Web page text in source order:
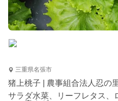
三重県名張市
猪上桃子 | 農事組合法人忍の
サラダ水菜、リーフレタス、